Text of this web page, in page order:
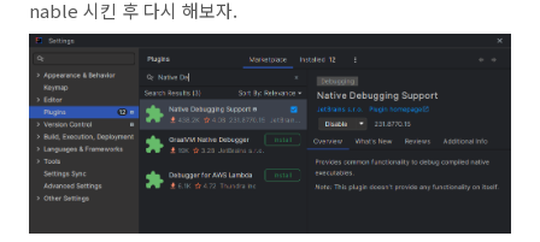
nable 시킨 후 다시 해보자.